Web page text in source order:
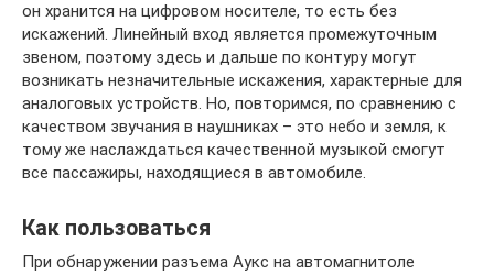
он хранится на цифровом носителе, то есть без
искажений. Линейный вход является промежуточным
звеном, поэтому здесь и дальше по контуру могут
возникать незначительные искажения, характерные для
аналоговых устройств. Но, повторимся, по сравнению с
качеством звучания в наушниках – это небо и земля, к
тому же наслаждаться качественной музыкой смогут
все пассажиры, находящиеся в автомобиле.
Как пользоваться
При обнаружении разъема Аукс на автомагнитоле